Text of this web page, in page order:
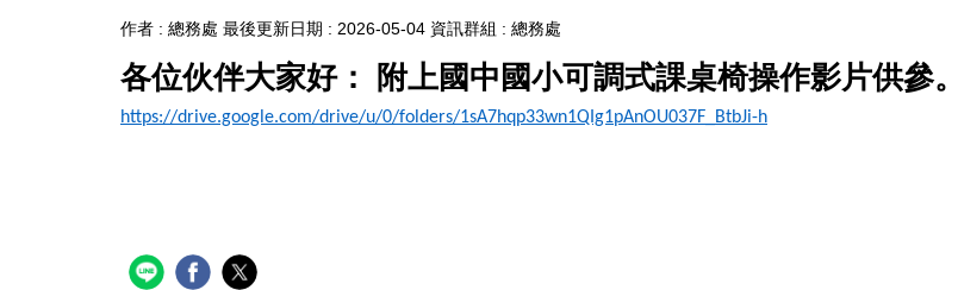
作者 : 總務處 最後更新日期 : 2026-05-04 資訊群組 : 總務處
各位伙伴大家好： 附上國中國小可調式課桌椅操作影片供參。
https://drive.google.com/drive/u/0/folders/1sA7hqp33wn1QIg1pAnOU037F_BtbJi-h